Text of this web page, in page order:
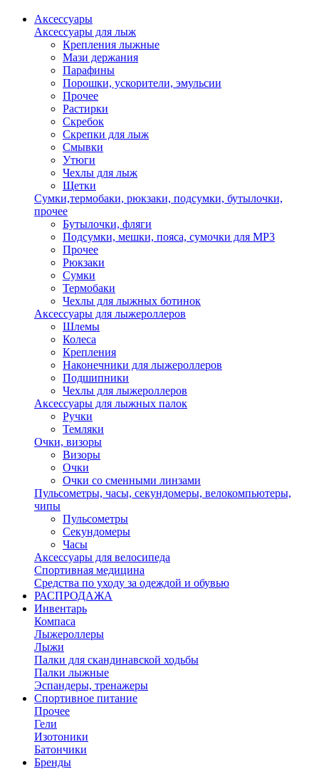
Аксессуары
Аксессуары для лыж
Крепления лыжные
Мази держания
Парафины
Порошки, ускорители, эмульсии
Прочее
Растирки
Скребок
Скрепки для лыж
Смывки
Утюги
Чехлы для лыж
Щетки
Сумки,термобаки, рюкзаки, подсумки, бутылочки,
прочее
Бутылочки, фляги
Подсумки, мешки, пояса, сумочки для MP3
Прочее
Рюкзаки
Сумки
Термобаки
Чехлы для лыжных ботинок
Аксессуары для лыжероллеров
Шлемы
Колеса
Крепления
Наконечники для лыжероллеров
Подшипники
Чехлы для лыжероллеров
Аксессуары для лыжных палок
Ручки
Темляки
Очки, визоры
Визоры
Очки
Очки со сменными линзами
Пульсометры, часы, секундомеры, велокомпьютеры,
чипы
Пульсометры
Секундомеры
Часы
Аксессуары для велосипеда
Спортивная медицина
Средства по уходу за одеждой и обувью
РАСПРОДАЖА
Инвентарь
Компаса
Лыжероллеры
Лыжи
Палки для скандинавской ходьбы
Палки лыжные
Эспандеры, тренажеры
Спортивное питание
Прочее
Гели
Изотоники
Батончики
Бренды